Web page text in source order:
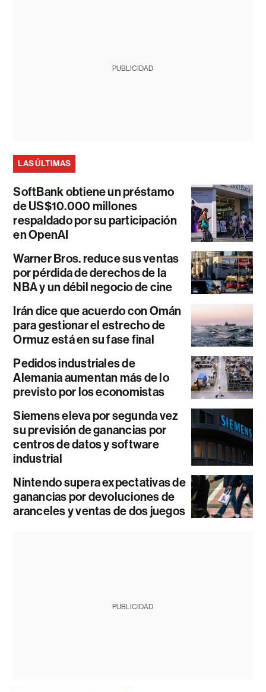
PUBLICIDAD
LAS ÚLTIMAS
SoftBank obtiene un préstamo
de US$10.000 millones
respaldado por su participación
en OpenAI
Warner Bros. reduce sus ventas
por pérdida de derechos de la
NBA y un débil negocio de cine
Irán dice que acuerdo con Omán
para gestionar el estrecho de
Ormuz está en su fase final
Pedidos industriales de
Alemania aumentan más de lo
previsto por los economistas
Siemens eleva por segunda vez
su previsión de ganancias por
centros de datos y software
industrial
Nintendo supera expectativas de
ganancias por devoluciones de
aranceles y ventas de dos juegos
PUBLICIDAD